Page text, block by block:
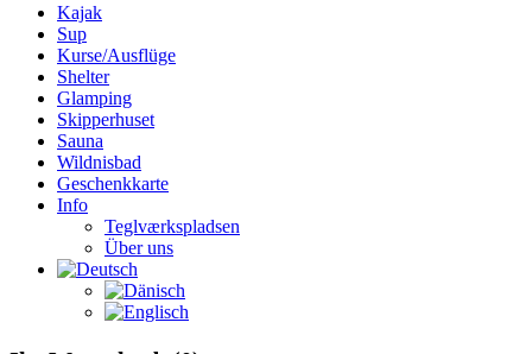
Kajak
Sup
Kurse/Ausflüge
Shelter
Glamping
Skipperhuset
Sauna
Wildnisbad
Geschenkkarte
Info
Teglværkspladsen
Über uns